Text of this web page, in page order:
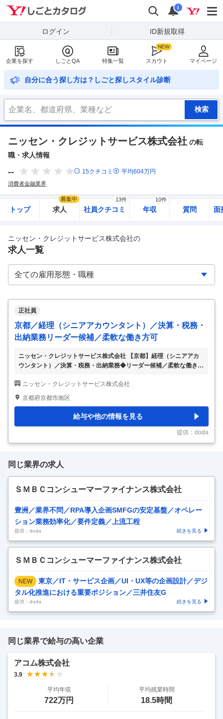
検索
通知
i
ログイン ID新規取得
企業を探す しごとQA 特集一覧 スカウト マイページ
自分に合う探し方は？しごと探しスタイル診断
ニッセン・クレジットサービス株式会社 の転
職・求人情報
-- 15クチコミ 平均604万円
消費者金融業界
トップ 求人
募集中
社員クチコミ
13件
年収
10件
質問 面
ニッセン・クレジットサービス株式会社の
求人一覧
正社員
京都／経理（シニアアカウンタント）／決算・税務・
出納業務リーダー候補／柔軟な働き方可
ニッセン・クレジットサービス株式会社 【京都】経理（シニアアカ
ウンタント）／決算・税務・出納業務◆リーダー候補／柔軟な働き方
務・出納業務◆リーダー候補／柔軟な働き方可 【具体的な仕事内
容】 【金融系企業の経理・出納業務全般を担当／将来のリーダー候
割＞ ・経理業務･出納業務 ＜業務内容＞ ・月次･年次決算業務･監査
対応・税務申告業務・出納業務 ・親会社への報告、連携 ＜コメント
＞ 金融系の会社における経理業務をご担当いただきます。 将来的に
はリーダーとしての役割を担ってい…
ニッセン・クレジットサービス株式会社
京都府京都市南区
給与や他の情報を見る
提供：doda
同じ業界の求人
ＳＭＢＣコンシューマーファイナンス株式会社
豊洲／業界不問／RPA導入企画SMFGの安定基盤／オペレー
ション業務効率化／要件定義／上流工程
提供：doda 続きを見る
ＳＭＢＣコンシューマーファイナンス株式会社
NEW
東京／IT・サービス企画／UI・UX等の企画設計／デジ
タル化推進における重要ポジション／三井住友G
提供：doda 続きを見る
同じ業界で給与の高い企業
アコム株式会社
3.9
平均年収
722万円
平均残業時間
18.5時間